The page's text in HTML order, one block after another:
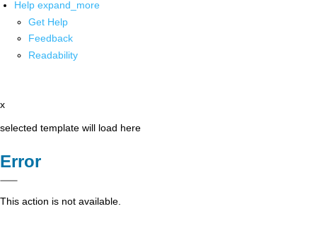
Help expand_more
Get Help
Feedback
Readability
x
selected template will load here
Error
This action is not available.